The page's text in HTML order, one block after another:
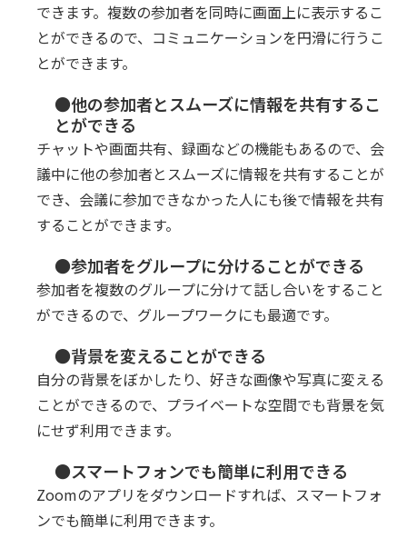
できます。複数の参加者を同時に画面上に表示するこ
とができるので、コミュニケーションを円滑に行うこ
とができます。
●他の参加者とスムーズに情報を共有するこ
とができる
チャットや画面共有、録画などの機能もあるので、会
議中に他の参加者とスムーズに情報を共有することが
でき、会議に参加できなかった人にも後で情報を共有
することができます。
●参加者をグループに分けることができる
参加者を複数のグループに分けて話し合いをすること
ができるので、グループワークにも最適です。
●背景を変えることができる
自分の背景をぼかしたり、好きな画像や写真に変える
ことができるので、プライベートな空間でも背景を気
にせず利用できます。
●スマートフォンでも簡単に利用できる
Zoomのアプリをダウンロードすれば、スマートフォ
ンでも簡単に利用できます。